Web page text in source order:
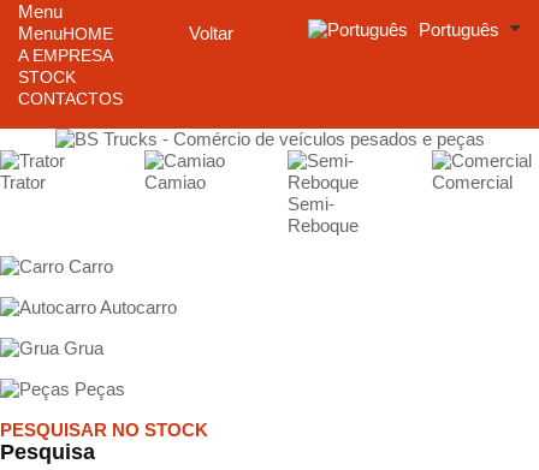
Menu
Menu
Voltar
HOME
A EMPRESA
STOCK
CONTACTOS
Português
Trator
Camiao
Semi-
Reboque
Comercial
Carro
Autocarro
Grua
Peças
PESQUISAR NO STOCK
Pesquisa